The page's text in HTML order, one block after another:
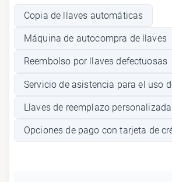
Copia de llaves automáticas
Máquina de autocompra de llaves
Reembolso por llaves defectuosas
Servicio de asistencia para el uso
Llaves de reemplazo
Opciones de pago con tarjeta de